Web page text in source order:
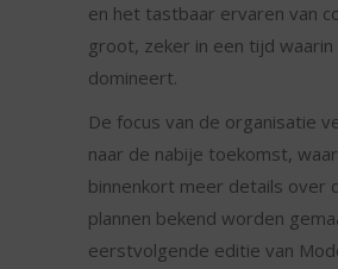
en het tastbaar ervaren van
groot, zeker in een tijd
domineert.
De focus van de organisatie
naar de nabije toekomst,
binnenkort meer details over
plannen bekend worden
eerstvolgende editie van